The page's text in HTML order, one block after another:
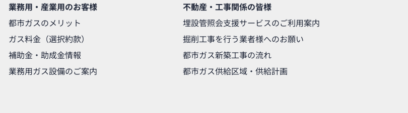
業務用・産業用のお客様
都市ガスのメリット
ガス料金（選択約款）
補助金・助成金情報
業務用ガス設備のご案内
不動産・工事関係の皆様
埋設管照会支援サービスのご利用案内
掘削工事を行う業者様へのお願い
都市ガス新築工事の流れ
都市ガス供給区域・供給計画